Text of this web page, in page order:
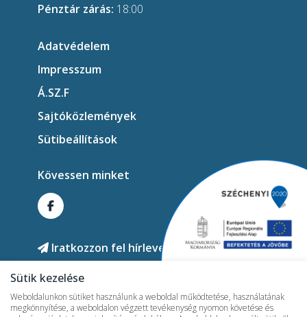
Pénztár zárás: 18:00
Adatvédelem
Impresszum
Á.SZ.F
Sajtóközlemények
Sütibeállítások
Kövessen minket
Iratkozzon fel hírlevelünkre!
Sütik kezelése
Weboldalunkon sütiket használunk a weboldal működtetése, használatának
megkönnyítése, a weboldalon végzett tevékenység nyomon követése és